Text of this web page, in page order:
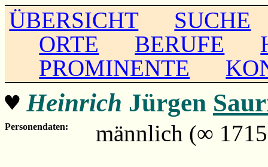
ÜBERSICHT
SUCHE
ORTE
BERUFE
PROMINENTE
♥ Heinrich Jürgen
Personendaten: männlich (∞